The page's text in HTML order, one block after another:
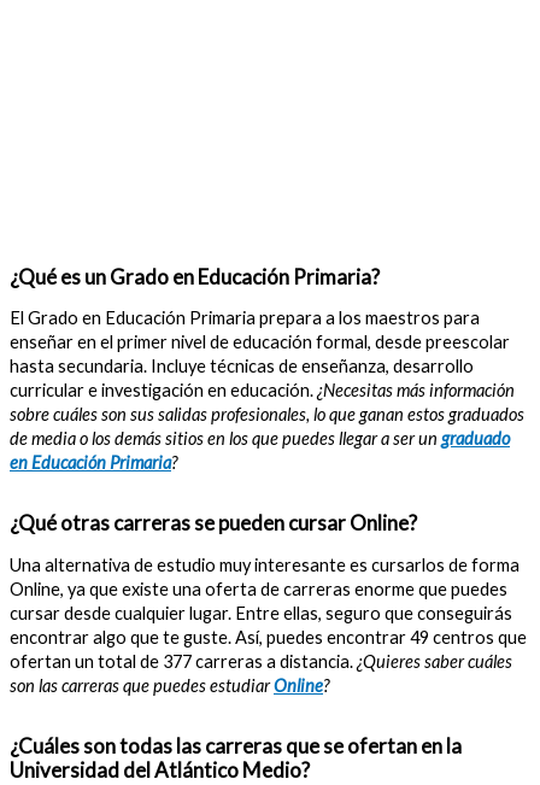
¿Qué es un Grado en Educación Primaria?
El Grado en Educación Primaria prepara a los maestros para
enseñar en el primer nivel de educación formal, desde preescolar
hasta secundaria. Incluye técnicas de enseñanza, desarrollo
curricular e investigación en educación.¿Necesitas más información
sobre cuáles son sus salidas profesionales, lo que ganan estos graduados
de media o los demás sitios en los que puedes llegar a ser un graduado
en Educación Primaria?
¿Qué otras carreras se pueden cursar Online?
Una alternativa de estudio muy interesante es cursarlos de forma
Online, ya que existe una oferta de carreras enorme que puedes
cursar desde cualquier lugar. Entre ellas, seguro que conseguirás
encontrar algo que te guste. Así, puedes encontrar 49 centros que
ofertan un total de 377 carreras a distancia.¿Quieres saber cuáles
son las carreras que puedes estudiarOnline?
¿Cuáles son todas las carreras que se ofertan en la
Universidad del Atlántico Medio?